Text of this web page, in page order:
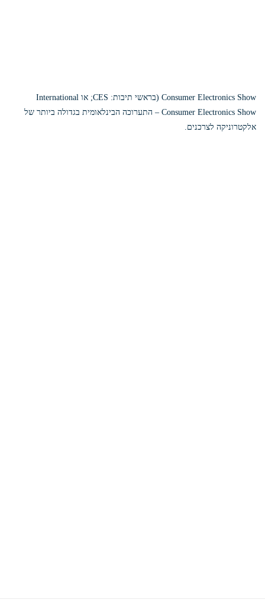
Consumer Electronics Show (בראשי תיבות: CES; או International
Consumer Electronics Show – התערוכה הבינלאומית בגדולה ביותר של
אלקטרוניקה לצרכנים.